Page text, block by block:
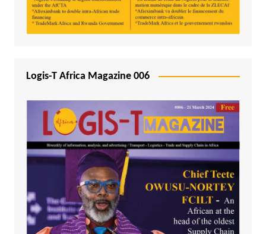
Logis-T Africa Magazine 006